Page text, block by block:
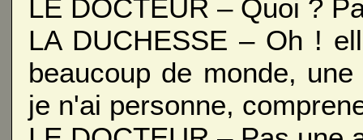
LE DOCTEUR – Quoi ?
LA DUCHESSE – Oh !
beaucoup de monde,
je n'ai personne,